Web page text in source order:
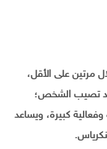
مرتين على الأقل،
قد تصيب الشخص؛
كبيرة، ويساعد